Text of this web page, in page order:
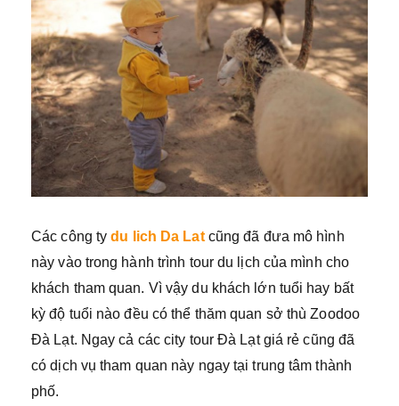
Các công tydu lich Da Latcũng đã đưa mô hình
này vào trong hành trình tour du lịch của mình cho
khách tham quan. Vì vậy du khách lớn tuổi hay bất
kỳ độ tuổi nào đều có thể thăm quan sở thù Zoodoo
Đà Lạt. Ngay cả các city tour Đà Lạt giá rẻ cũng đã
có dịch vụ tham quan này ngay tại trung tâm thành
phố.